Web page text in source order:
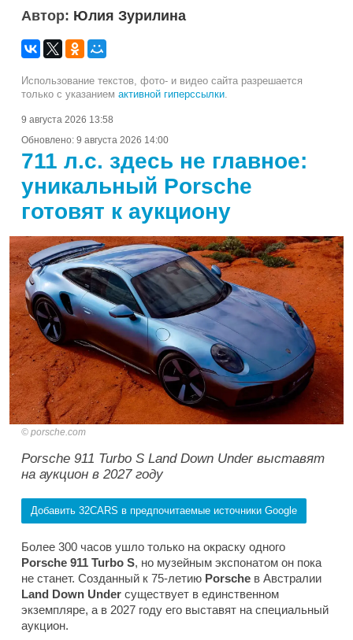
Автор: Юлия Зурилина
Использование текстов, фото- и видео сайта разрешается
только с указанием активной гиперссылки.
9 августа 2026 13:58
Обновлено: 9 августа 2026 14:00
711 л.с. здесь не главное:
уникальный Porsche
готовят к аукциону
porsche.com
Porsche 911 Turbo S Land Down Under выставят
на аукцион в 2027 году
Добавить 32CARS в предпочитаемые источники Google
Более 300 часов ушло только на окраску одного
Porsche 911 Turbo S, но музейным экспонатом он пока
не станет. Созданный к 75-летию Porsche в Австралии
Land Down Under существует в единственном
экземпляре, а в 2027 году его выставят на специальный
аукцион.